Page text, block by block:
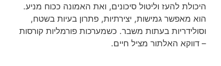
היכולת להעז וליטול סיכונים, ואת האמונה ככוח מניע.
הוא מאפשר גמישות, יצירתיות, פתרון בעיות בשטח,
וסולידריות בעתות משבר. כשמערכות פורמליות קורסות
– דווקא האלתור מציל חיים.